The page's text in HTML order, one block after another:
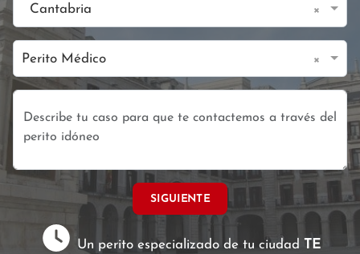
Cantabria ×
Perito Médico ×
SIGUIENTE
Un perito especializado de tu ciudad TE